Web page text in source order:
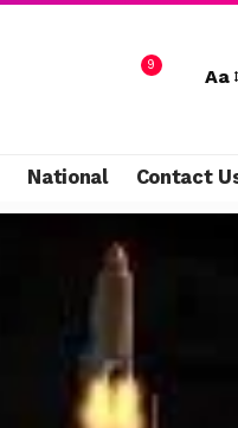
9
Aa
National Contact